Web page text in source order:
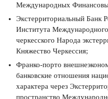
Международных
Экстерриториальный Банк
Института
черкесского Народа
Княжество Черкессия;
Франко-порто
банковские отношения
характера через
пространство